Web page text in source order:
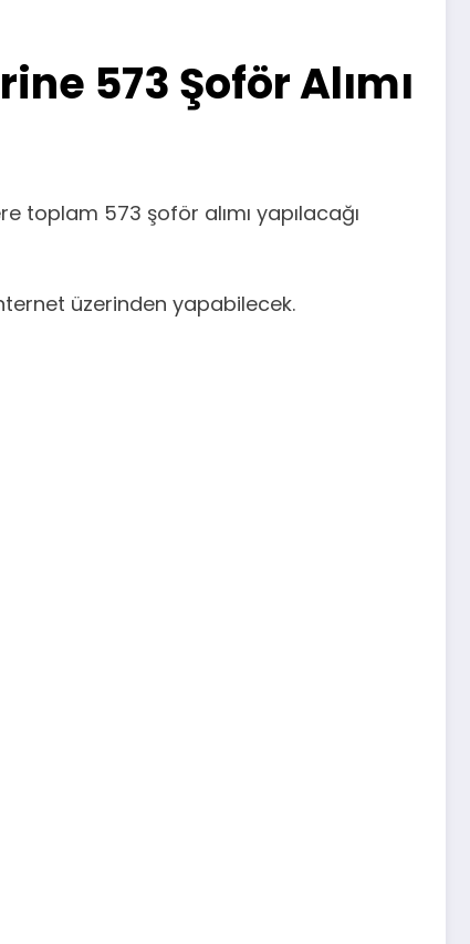
573 Şoför Alımı
toplam 573 şoför alımı yapılacağı
üzerinden yapabilecek.